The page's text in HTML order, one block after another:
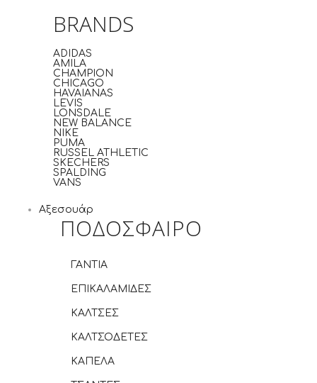
BRANDS
ADIDAS
AMILA
CHAMPION
CHICAGO
HAVAIANAS
LEVIS
LONSDALE
NEW BALANCE
NIKE
PUMA
RUSSEL ATHLETIC
SKECHERS
SPALDING
VANS
Αξεσουάρ
ΠΟΔΟΣΦΑΙΡΟ
ΓΑΝΤΙΑ
ΕΠΙΚΑΛΑΜΙΔΕΣ
ΚΑΛΤΣΕΣ
ΚΑΛΤΣΟΔΕΤΕΣ
ΚΑΠΕΛΑ